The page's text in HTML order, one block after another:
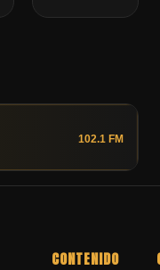
CONTENIDO